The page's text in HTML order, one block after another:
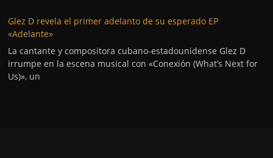
Glez D revela el primer adelanto de su esperado EP
«Adelante»
La cantante y compositora cubano-estadounidense Glez D
irrumpe en la escena musical con «Conexión (What’s Next for
Us)», un